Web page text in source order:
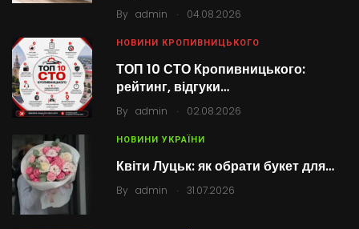
By admin . 04.08.2026
НОВИНИ КРОПИВНИЦЬКОГО
ТОП 10 СТО Кропивницького:
рейтинг, відгуки…
By admin . 02.08.2026
НОВИНИ УКРАЇНИ
Квіти Луцьк: як обрати букет для…
By admin . 31.07.2026